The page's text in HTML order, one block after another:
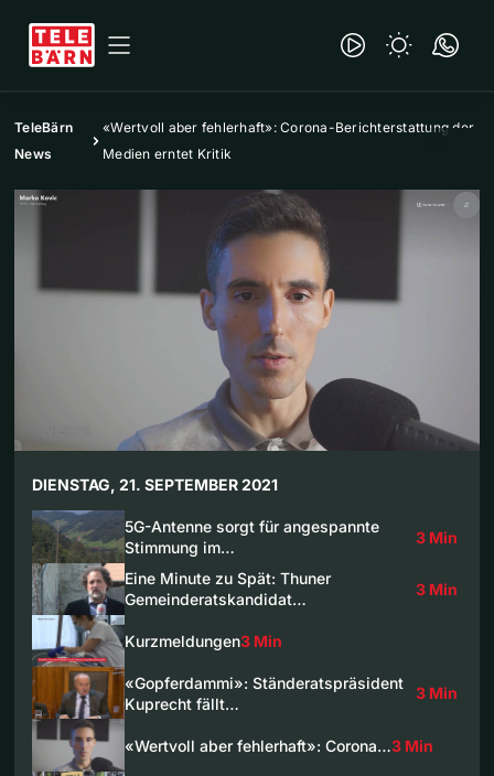
TeleBärn
News
«Wertvoll aber fehlerhaft»: Corona-Berichterstattung der
Medien erntet Kritik
DIENSTAG, 21. SEPTEMBER 2021
5G-Antenne sorgt für angespannte
Stimmung im…
3 Min
Eine Minute zu Spät: Thuner
Gemeinderatskandidat…
3 Min
Kurzmeldungen3 Min
«Gopferdammi»: Ständeratspräsident
Kuprecht fällt…
3 Min
«Wertvoll aber fehlerhaft»: Corona…3 Min